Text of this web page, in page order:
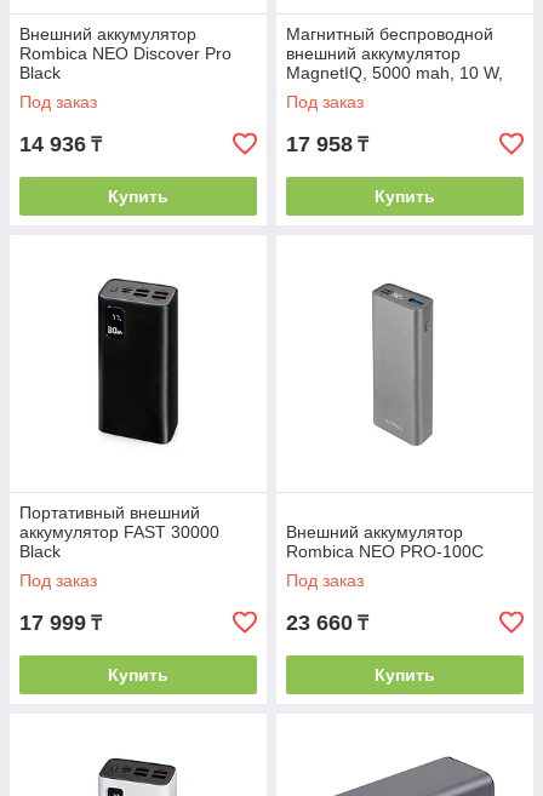
Внешний аккумулятор
Rombica NEO Discover Pro
Black
Под заказ
14 936 ₸
Купить
Магнитный беспроводной
внешний аккумулятор
MagnetIQ, 5000 mah, 10 W,
серый Cool gray 7C
Под заказ
17 958 ₸
Купить
Портативный внешний
аккумулятор FAST 30000
Black
Под заказ
17 999 ₸
Купить
Внешний аккумулятор
Rombica NEO PRO-100С
Под заказ
23 660 ₸
Купить